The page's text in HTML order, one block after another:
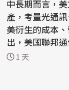
中長期而言，
產，考量光通
美衍生的成本、營
出，美國聯邦
模組。...
1 天